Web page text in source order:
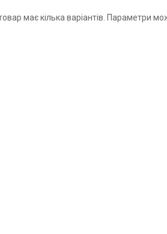
має кілька варіантів. Параметри